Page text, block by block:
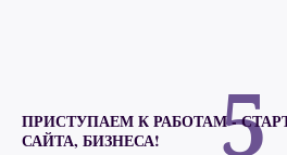
ПРИСТУПАЕМ К РАБОТАМ -
САЙТА, БИЗНЕСА!
5